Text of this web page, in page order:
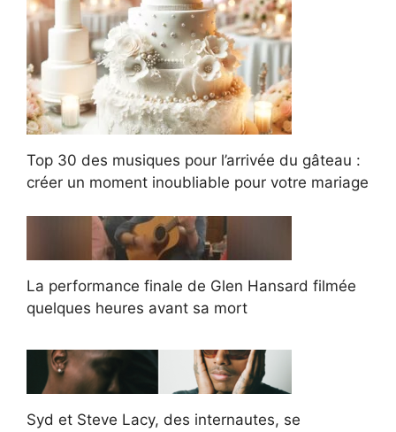
Top 30 des musiques pour l’arrivée du gâteau :
créer un moment inoubliable pour votre mariage
La performance finale de Glen Hansard filmée
quelques heures avant sa mort
Syd et Steve Lacy, des internautes, se